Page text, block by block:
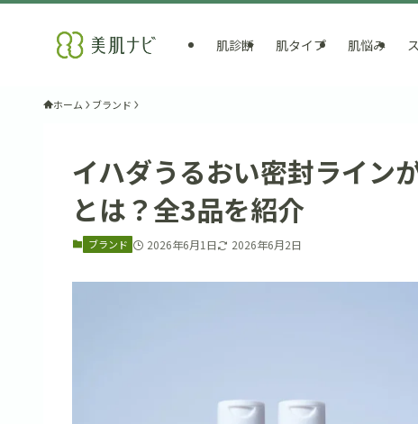
肌診断 肌タイプ 肌悩み
ホーム ブランド
イハダうるおい密封ライン
とは？全3品を紹介
ブランド 2026年6月1日 2026年6月2日